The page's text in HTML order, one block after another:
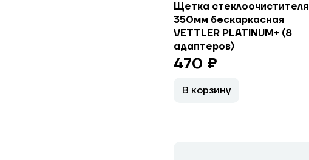
Щетка стеклоочистителя
350мм бескаркасная
VETTLER PLATINUM+ (8
адаптеров)
470 ₽
В корзину